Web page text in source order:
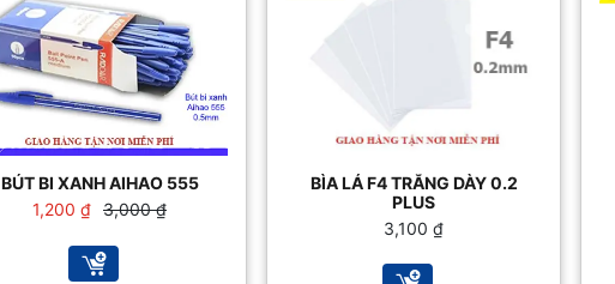
BÚT BI XANH AIHAO 555
3,000₫
Giá
là:
3,000 ₫.
1,200 ₫ Giá
tại
là:
BÌA LÁ F4 TRẮNG DÀY 0.2
PLUS
3,100 ₫